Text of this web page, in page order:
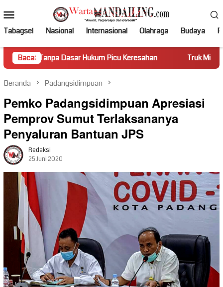
ke
kontenMobile
Tabagsel Nasional Internasional Olahraga Budaya
Baca:
Dasar Hukum Picu Keresahan Truk Miring Hambat Arus
Beranda Padangsidimpuan
Pemko Padangsidimpuan Apresiasi
Pemprov Sumut Terlaksananya
Penyaluran Bantuan JPS
Redaksi
25 Juni 2020